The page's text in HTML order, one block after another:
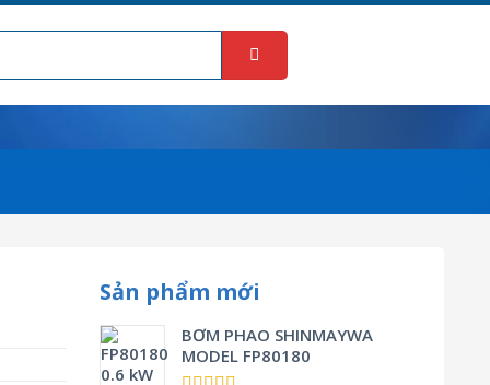
Sản phẩm mới
BƠM PHAO SHINMAYWA
MODEL FP80180